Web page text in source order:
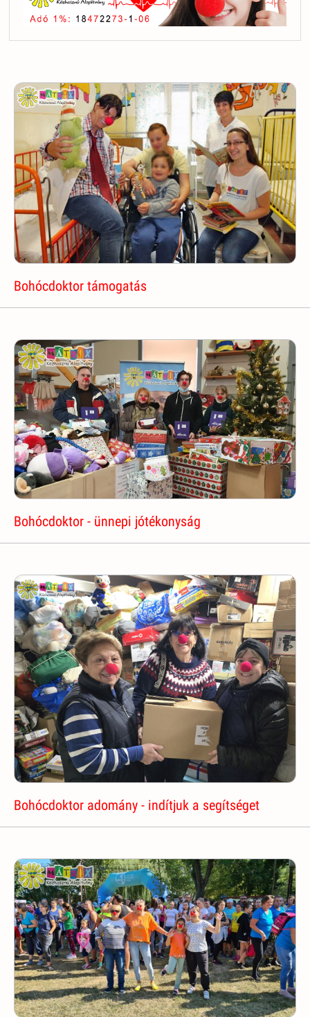
Bohócdoktor támogatás
Bohócdoktor - ünnepi jótékonyság
Bohócdoktor adomány - indítjuk a segítséget